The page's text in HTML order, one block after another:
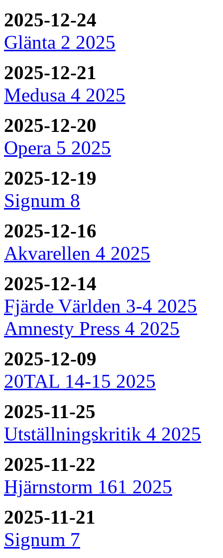
2025-12-24
Glänta 2 2025
2025-12-21
Medusa 4 2025
2025-12-20
Opera 5 2025
2025-12-19
Signum 8
2025-12-16
Akvarellen 4 2025
2025-12-14
Fjärde Världen 3-4 2025
Amnesty Press 4 2025
2025-12-09
20TAL 14-15 2025
2025-11-25
Utställningskritik 4 2025
2025-11-22
Hjärnstorm 161 2025
2025-11-21
Signum 7